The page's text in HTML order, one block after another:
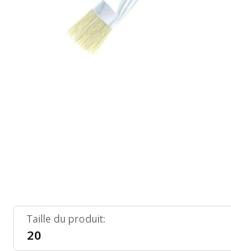
Taille du produit:
20